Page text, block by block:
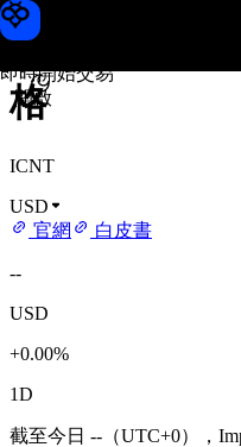
即時開始交易
開啟
Impossible
格
ICNT
USD
官網
白皮書
--
USD
+0.00%
1D
截至今日 --（UTC+0），